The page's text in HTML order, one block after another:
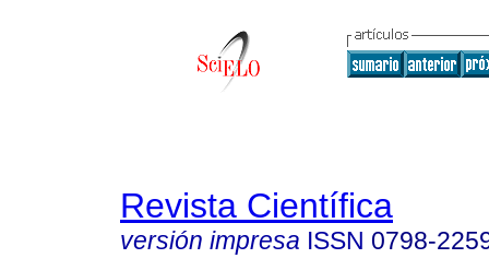
Revista Científica
versión impresa ISSN 0798-